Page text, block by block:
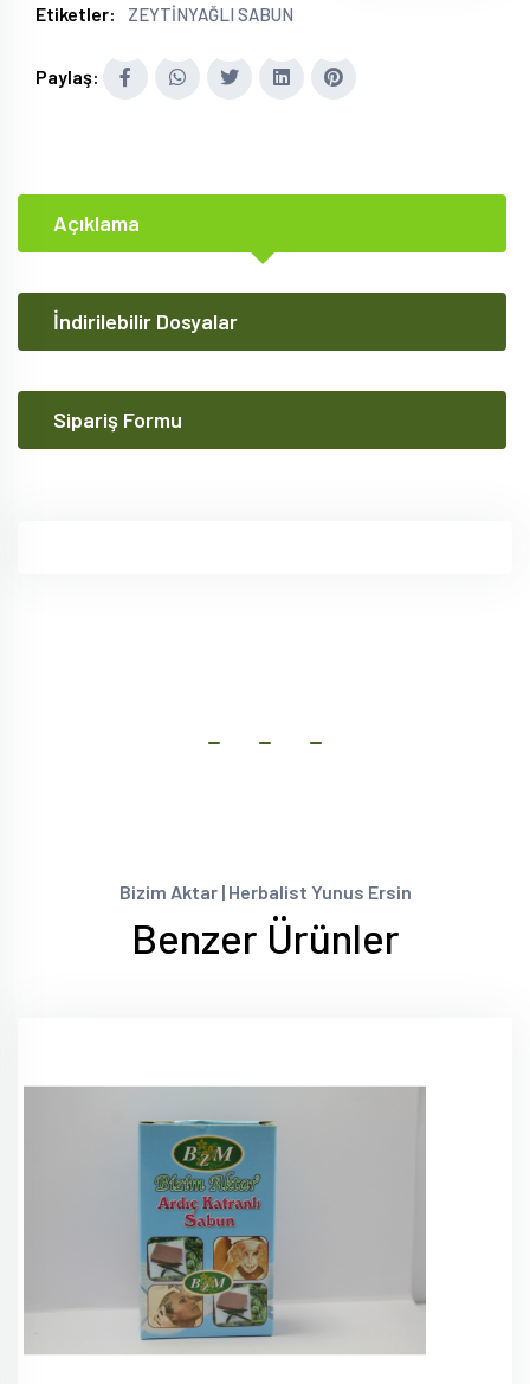
Etiketler: ZEYTİNYAĞLI SABUN
Paylaş:
Açıklama
İndirilebilir Dosyalar
Sipariş Formu
Bizim Aktar | Herbalist Yunus Ersin
Benzer Ürünler